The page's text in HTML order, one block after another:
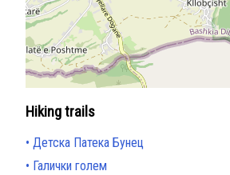
Hiking trails
Детска Патека Бунец
Галички голем